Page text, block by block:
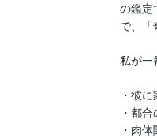
の鑑定
で、「
私が一
・彼
・都
・肉